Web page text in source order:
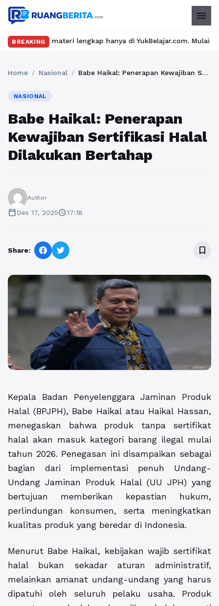
menu
BREAKING
lengkap hanya di YukBelajar.com. Mulai langkah
Home / Nasional / Babe Haikal: Penerapan Kewajiban Sertifikasi Halal Dilakukan Bertahap
NASIONAL
Babe Haikal: Penerapan
Kewajiban Sertifikasi Halal
Dilakukan Bertahap
Author
calendar_todayDes 17, 2025schedule17:18
Share: bookmark_border
Kepala Badan Penyelenggara Jaminan Produk
Halal (BPJPH), Babe Haikal atau Haikal Hassan,
menegaskan bahwa produk tanpa sertifikat
halal akan masuk kategori barang ilegal mulai
tahun 2026. Penegasan ini disampaikan sebagai
bagian dari implementasi penuh Undang-
Undang Jaminan Produk Halal (UU JPH) yang
bertujuan memberikan kepastian hukum,
perlindungan konsumen, serta meningkatkan
kualitas produk yang beredar di Indonesia.
Menurut Babe Haikal, kebijakan wajib sertifikat
halal bukan sekadar aturan administratif,
melainkan amanat undang-undang yang harus
dipatuhi oleh seluruh pelaku usaha. Produk